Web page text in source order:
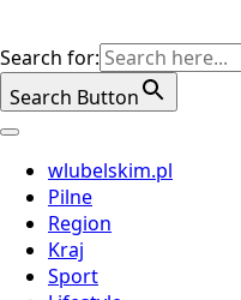
Search for:
Search Button
wlubelskim.pl
Pilne
Region
Kraj
Sport